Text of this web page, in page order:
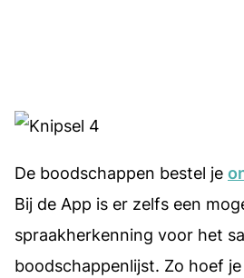
De boodschappen bestel je
Bij de App is er zelfs een
spraakherkenning voor het
boodschappenlijst. Zo hoef